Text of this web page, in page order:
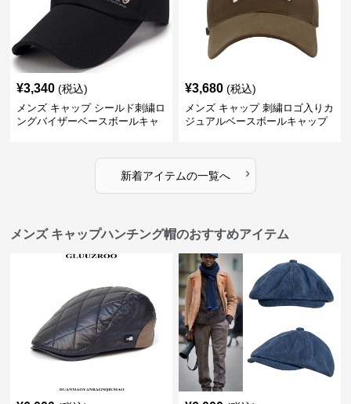
¥3,340 (税込)
メンズ キャップ シールド刺繍ロ
ングバイザーベースボールキャ
¥3,680 (税込)
メンズ キャップ 刺繍ロゴ入りカ
ジュアルベースボールキャップ
新着アイテムの一覧へ ›
メンズ キャップハンチング帽のおすすめアイテム